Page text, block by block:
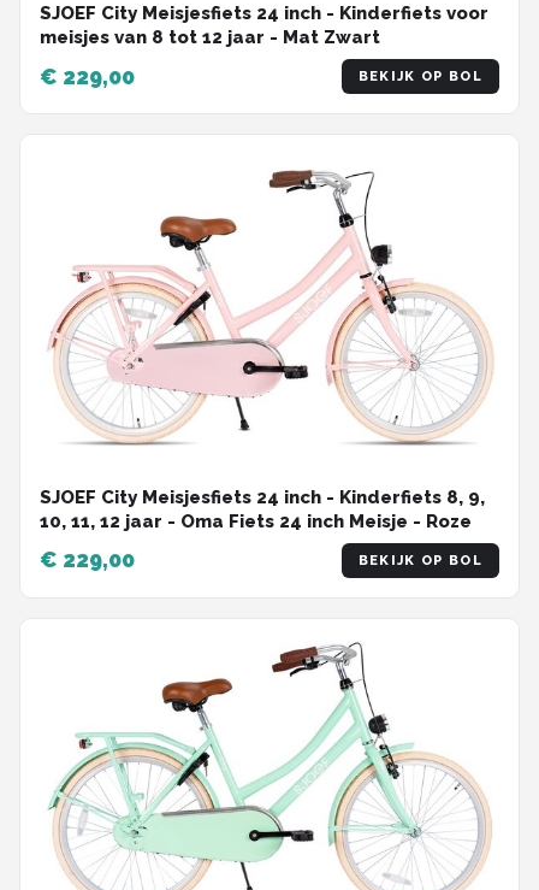
SJOEF City Meisjesfiets 24 inch - Kinderfiets voor
meisjes van 8 tot 12 jaar - Mat Zwart
€ 229,00 BEKIJK OP BOL
SJOEF City Meisjesfiets 24 inch - Kinderfiets 8, 9,
10, 11, 12 jaar - Oma Fiets 24 inch Meisje - Roze
€ 229,00 BEKIJK OP BOL